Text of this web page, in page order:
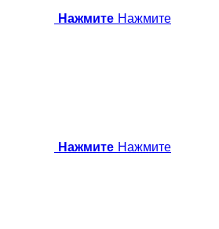
Нажмите Нажмите
Нажмите Нажмите